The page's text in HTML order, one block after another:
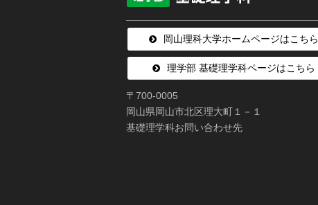
岡山理科大学ホームページはこちら
理学部 基礎理学科ページはこちら
〒700-0005
岡山県岡山市北区理大町１－１
基礎理学科お問い合わせ先